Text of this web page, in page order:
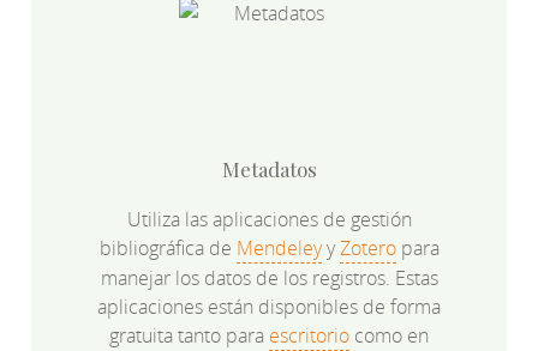
Metadatos
Utiliza las aplicaciones de gestión
bibliográfica de MendeleyyZoteropara
manejar los datos de los registros. Estas
aplicaciones están disponibles de forma
gratuita tanto para escritorio como en